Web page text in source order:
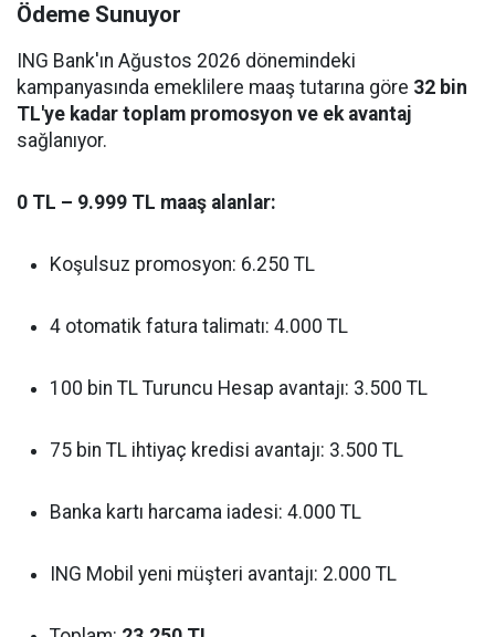
Ödeme Sunuyor
ING Bank'ın Ağustos 2026 dönemindeki
kampanyasında emeklilere maaş tutarına göre 32 bin
TL'ye kadar toplam promosyon ve ek avantaj
sağlanıyor.
0 TL – 9.999 TL maaş alanlar:
Koşulsuz promosyon: 6.250 TL
4 otomatik fatura talimatı: 4.000 TL
100 bin TL Turuncu Hesap avantajı: 3.500 TL
75 bin TL ihtiyaç kredisi avantajı: 3.500 TL
Banka kartı harcama iadesi: 4.000 TL
ING Mobil yeni müşteri avantajı: 2.000 TL